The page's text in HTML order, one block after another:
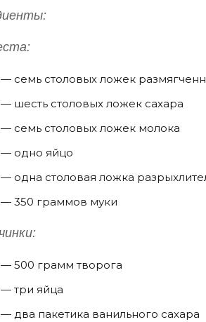
— семь столовых ложек
— шесть столовых ложек сахара
— семь столовых ложек молока
— одно яйцо
— одна столовая ложка
— 350 граммов муки
— 500 грамм творога
— три яйца
— два пакетика ванильного сахара